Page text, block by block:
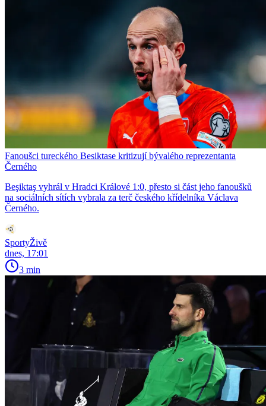
Fanoušci tureckého Besiktase kritizují bývalého reprezentanta
Černého
Beşiktaş vyhrál v Hradci Králové 1:0, přesto si část jeho fanoušků
na sociálních sítích vybrala za terč českého křídelníka Václava
Černého.
SportyŽivě
dnes, 17:01
3 min